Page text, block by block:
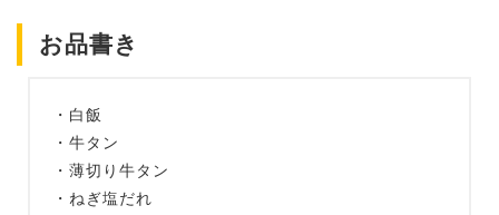
お品書き
・白飯
・牛タン
・薄切り牛タン
・ねぎ塩だれ